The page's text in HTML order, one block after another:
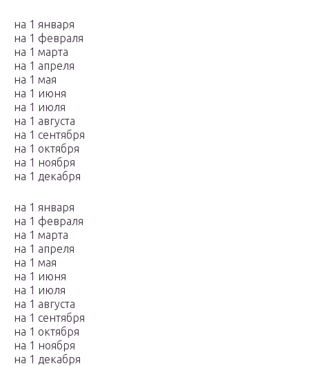
на 1 января
на 1 февраля
на 1 марта
на 1 апреля
на 1 мая
на 1 июня
на 1 июля
на 1 августа
на 1 сентября
на 1 октября
на 1 ноября
на 1 декабря
на 1 января
на 1 февраля
на 1 марта
на 1 апреля
на 1 мая
на 1 июня
на 1 июля
на 1 августа
на 1 сентября
на 1 октября
на 1 ноября
на 1 декабря